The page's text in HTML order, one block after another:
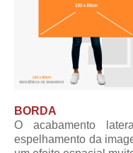
BORDA
O acabamento
espelhamento da